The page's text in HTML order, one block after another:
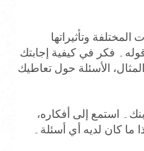
وتأثيراتها
فكر في كيفية إجابتك
الأسئلة حول تعاطيك
استمع إلى أفكاره،
ما كان لديه أي أسئلة۔